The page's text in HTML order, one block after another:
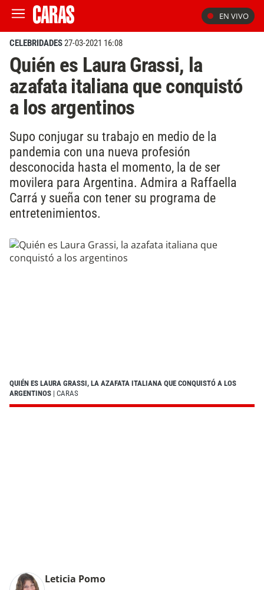
EN VIVO
CELEBRIDADES27-03-2021 16:08
Quién es Laura Grassi, la
azafata italiana que conquistó
a los argentinos
Supo conjugar su trabajo en medio de la
pandemia con una nueva profesión
desconocida hasta el momento, la de ser
movilera para Argentina. Admira a Raffaella
Carrá y sueña con tener su programa de
entretenimientos.
QUIÉN ES LAURA GRASSI, LA AZAFATA ITALIANA QUE CONQUISTÓ A LOS
ARGENTINOS | CARAS
Leticia Pomo